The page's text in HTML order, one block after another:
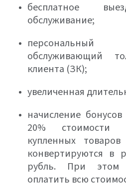
бесплатное
обслуживание;
обслуживающий
клиента (ЗК);
увеличенная
начисление
20% стоимости
купленных
конвертируются в
рубль. При этом
оплатить всю